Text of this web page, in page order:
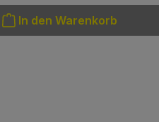
Wert ein oder benutze
In den Warenkorb